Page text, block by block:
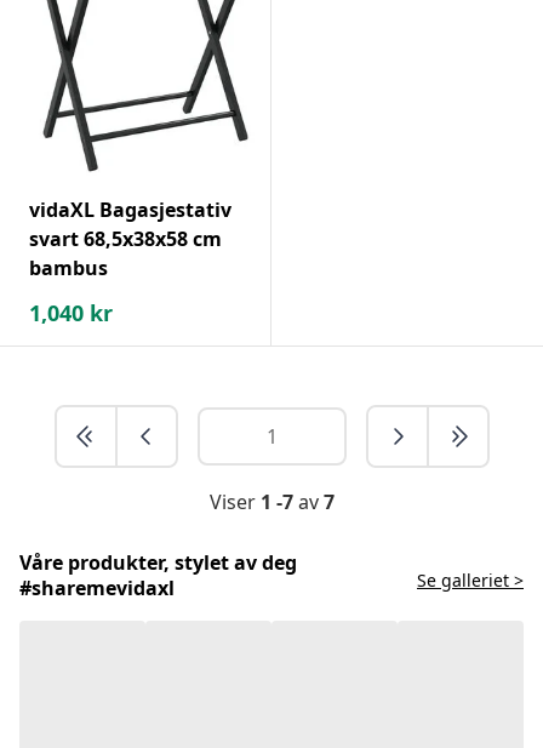
vidaXL Bagasjestativ
svart 68,5x38x58 cm
bambus
1,040 kr
Viser 1 -7av7
Våre produkter, stylet av deg
#sharemevidaxl
Se galleriet >